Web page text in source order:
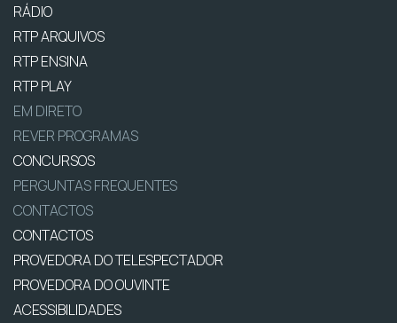
RÁDIO
RTP ARQUIVOS
RTP ENSINA
RTP PLAY
EM DIRETO
REVER PROGRAMAS
CONCURSOS
PERGUNTAS FREQUENTES
CONTACTOS
CONTACTOS
PROVEDORA DO TELESPECTADOR
PROVEDORA DO OUVINTE
ACESSIBILIDADES